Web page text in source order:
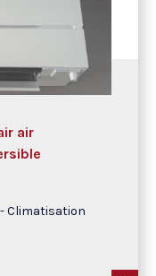
air
Climatisation